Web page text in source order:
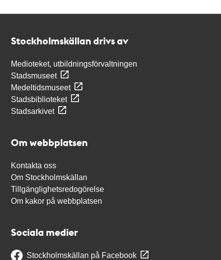
Stockholmskällan drivs av
Medioteket, utbildningsförvaltningen
Stadsmuseet
Medeltidsmuseet
Stadsbiblioteket
Stadsarkivet
Om webbplatsen
Kontakta oss
Om Stockholmskällan
Tillgänglighetsredogörelse
Om kakor på webbplatsen
Sociala medier
Stockholmskällan på Facebook